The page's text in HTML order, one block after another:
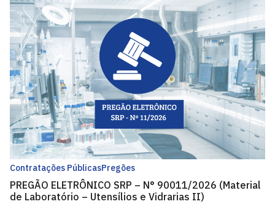
Contratações PúblicasPregões
PREGÃO ELETRÔNICO SRP – N° 90011/2026 (Material
de Laboratório – Utensílios e Vidrarias II)